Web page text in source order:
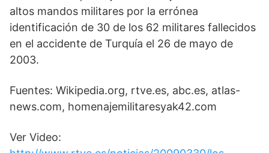
altos mandos militares por la errónea
identificación de 30 de los 62 militares fallecidos
en el accidente de Turquía el 26 de mayo de
2003.
Fuentes: Wikipedia.org, rtve.es, abc.es, atlas-
news.com, homenajemilitaresyak42.com
Ver Video: